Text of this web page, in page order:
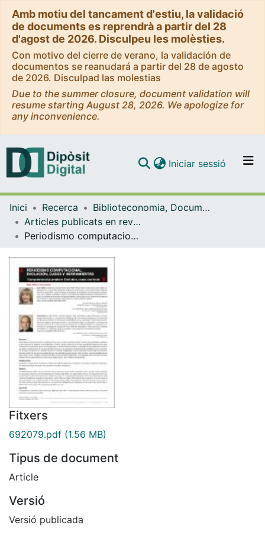
Amb motiu del tancament d'estiu, la validació
de documents es reprendrà a partir del 28
d'agost de 2026. Disculpeu les molèsties.
Con motivo del cierre de verano, la validación de
documentos se reanudará a partir del 28 de agosto
de 2026. Disculpad las molestias
Due to the summer closure, document validation will
resume starting August 28, 2026. We apologize for
any inconvenience.
Navega per tot el DD
Iniciar sessió (current)
Inici Recerca
Biblioteconomia, Documentació i Comunicació Audiovisual
Articles publicats en revistes (Biblioteconomia, Documentació i Comunicació Audiovisual)
Periodismo computacional: evolución, casos y herramientas.
Fitxers
692079.pdf (1.56 MB)
Tipus de document
Article
Versió
Versió publicada